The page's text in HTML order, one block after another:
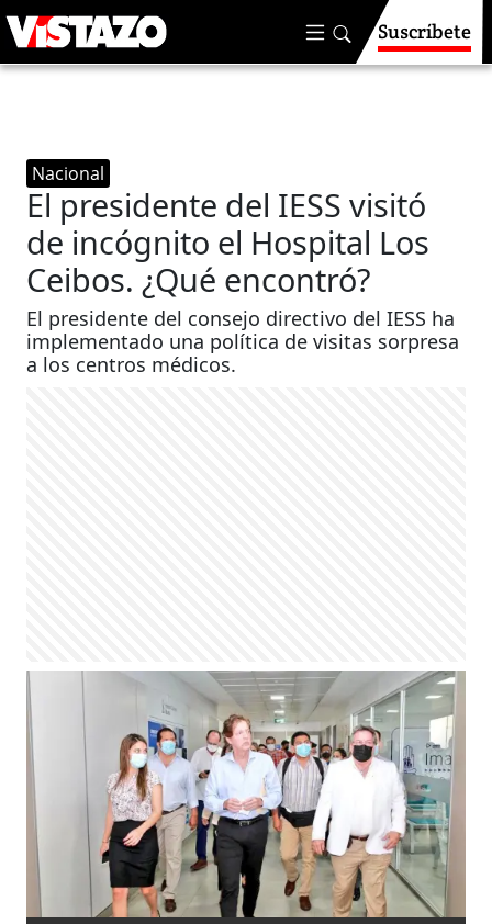
Suscríbete
Nacional
El presidente del IESS visitó
de incógnito el Hospital Los
Ceibos. ¿Qué encontró?
El presidente del consejo directivo del IESS ha
implementado una política de visitas sorpresa
a los centros médicos.